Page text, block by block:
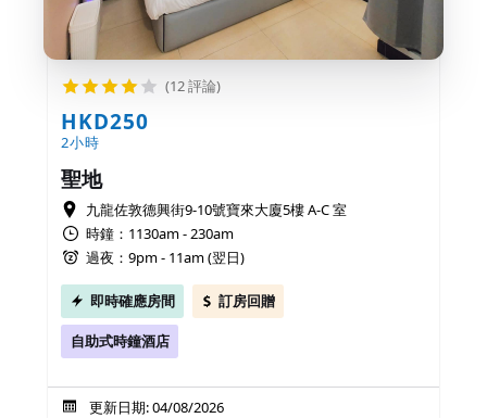
(12 評論)
HKD250
2小時
聖地
九龍佐敦德興街9-10號寶來大廈5樓 A-C 室
時鐘：1130am - 230am
過夜：9pm - 11am (翌日)
即時確應房間 訂房回贈
自助式時鐘酒店
更新日期: 04/08/2026